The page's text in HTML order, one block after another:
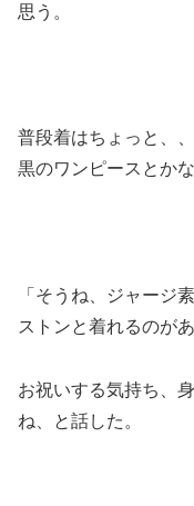
思う。
普段着はちょっと、、
黒のワンピースとか
「そうね、ジャージ
ストンと着れるのが
お祝いする気持ち、
ね、と話した。